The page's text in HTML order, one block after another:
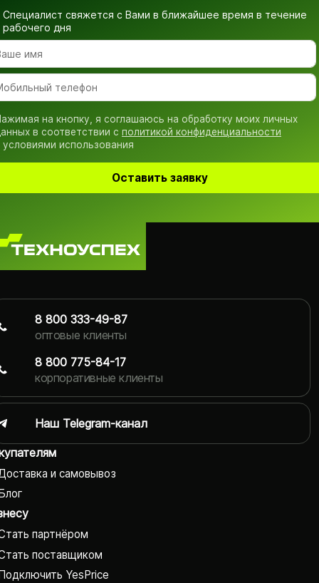
Специалист свяжется с Вами в ближайшее время в течение
рабочего дня
на кнопку, я соглашаюсь на обработку моих личных
в соответствии с политикой конфиденциальности
условиями использования
Оставить заявку
и самовывоз
партнёром
поставщиком
YesPrice
8 800 333-49-87
оптовые клиенты
8 800 775-84-17
корпоративные клиенты
Наш Telegram-канал